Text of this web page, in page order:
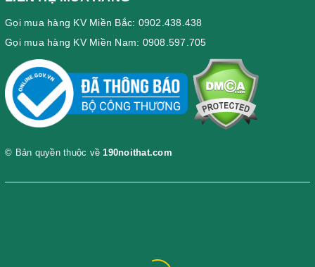
Gọi mua hàng KV Miền Bắc: 0902.438.438
Gọi mua hàng KV Miền Nam: 0908.597.705
© Bản quyền thuộc về 190noithat.com